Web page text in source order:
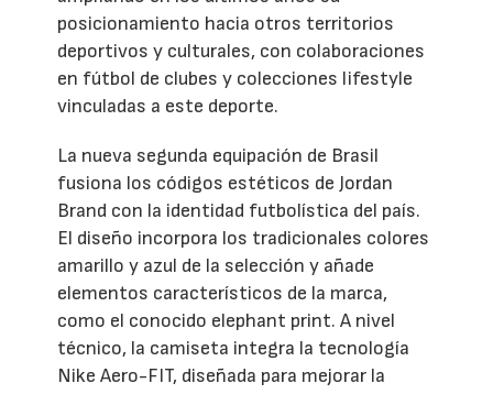
posicionamiento hacia otros territorios
deportivos y culturales, con colaboraciones
en fútbol de clubes y colecciones lifestyle
vinculadas a este deporte.
La nueva segunda equipación de Brasil
fusiona los códigos estéticos de Jordan
Brand con la identidad futbolística del país.
El diseño incorpora los tradicionales colores
amarillo y azul de la selección y añade
elementos característicos de la marca,
como el conocido elephant print. A nivel
técnico, la camiseta integra la tecnología
Nike Aero-FIT, diseñada para mejorar la